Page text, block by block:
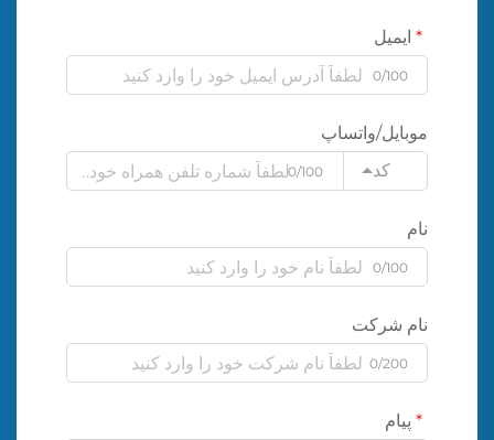
ایمیل
0/100
موبایل/واتساپ
کد
0/100
نام
0/100
نام شرکت
0/200
پیام